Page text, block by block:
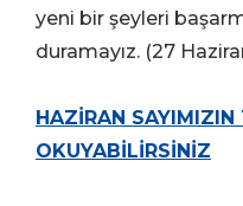
yeni bir şeyleri
duramayız. (27
HAZİRAN
OKUYABİLİRSİNİZ